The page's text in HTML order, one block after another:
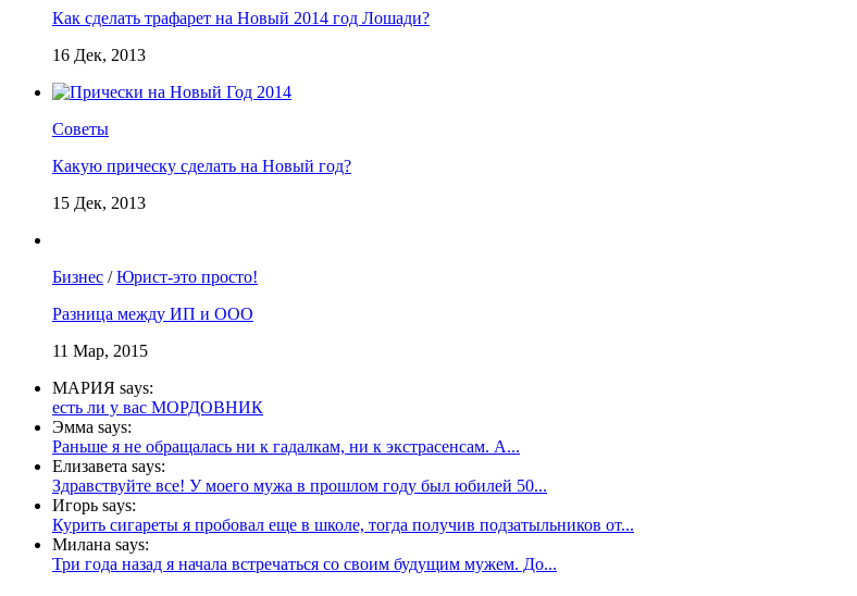
Как сделать трафарет на Новый 2014 год Лошади?
16 Дек, 2013
Советы
Какую прическу сделать на Новый год?
15 Дек, 2013
Бизнес /Юрист-это просто!
Разница между ИП и ООО
11 Мар, 2015
МАРИЯ says:
есть ли у вас МОРДОВНИК
Эмма says:
Раньше я не обращалась ни к гадалкам, ни к экстрасенсам. А...
Елизавета says:
Здравствуйте все! У моего мужа в прошлом году был юбилей 50...
Игорь says:
Курить сигареты я пробовал еще в школе, тогда получив подзатыльников от...
Милана says:
Три года назад я начала встречаться со своим будущим мужем. До...